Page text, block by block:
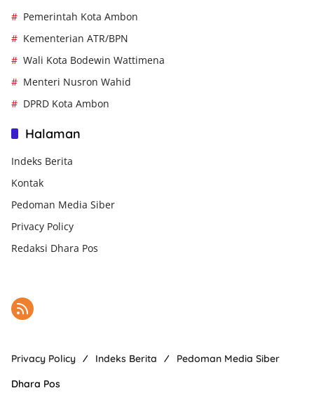
Pemerintah Kota Ambon
Kementerian ATR/BPN
Wali Kota Bodewin Wattimena
Menteri Nusron Wahid
DPRD Kota Ambon
Halaman
Indeks Berita
Kontak
Pedoman Media Siber
Privacy Policy
Redaksi Dhara Pos
Privacy Policy Indeks Berita
Pedoman Media Siber
Dhara Pos